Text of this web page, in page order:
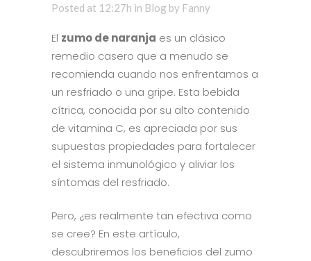
Posted at 12:27h in Blog by Fanny
El zumo de naranja es un clásico
remedio casero que a menudo se
recomienda cuando nos enfrentamos a
un resfriado o una gripe. Esta bebida
cítrica, conocida por su alto contenido
de vitamina C, es apreciada por sus
supuestas propiedades para fortalecer
el sistema inmunológico y aliviar los
síntomas del resfriado.
Pero, ¿es realmente tan efectiva como
se cree? En este artículo,
descubriremos los beneficios del zumo